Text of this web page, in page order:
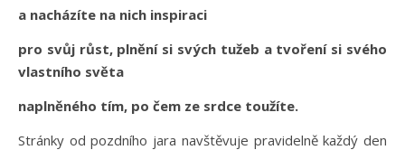
a nacházíte na nich inspiraci
pro svůj růst, plnění si svých tužeb a tvoření si svého
vlastního světa
naplněného tím, po čem ze srdce toužíte.
Stránky od pozdního jara navštěvuje pravidelně každý den